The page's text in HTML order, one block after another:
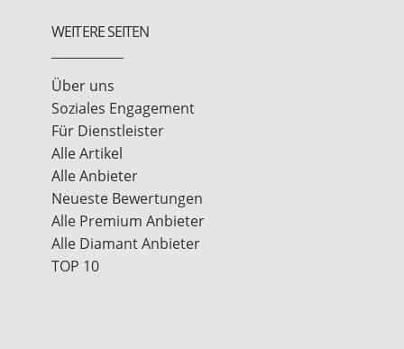
WEITERE SEITEN
Über uns
Soziales Engagement
Für Dienstleister
Alle Artikel
Alle Anbieter
Neueste Bewertungen
Alle Premium Anbieter
Alle Diamant Anbieter
TOP 10